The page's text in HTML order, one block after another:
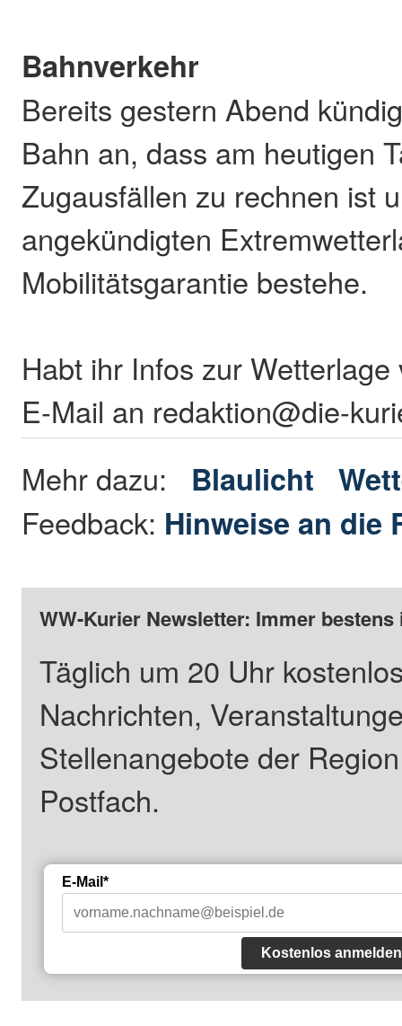
Bahnverkehr
Bereits gestern Abend
Bahn an, dass am heutigen
Zugausfällen zu rechnen ist
angekündigten
Mobilitätsgarantie bestehe.
Habt ihr Infos zur
E-Mail an redaktion@die-
Mehr dazu: Blaulicht
Feedback: Hinweise an die
WW-Kurier Newsletter: Immer
Täglich um 20 Uhr
Nachrichten,
Stellenangebote der
Postfach.
E-Mail*
Kostenlos anmelden